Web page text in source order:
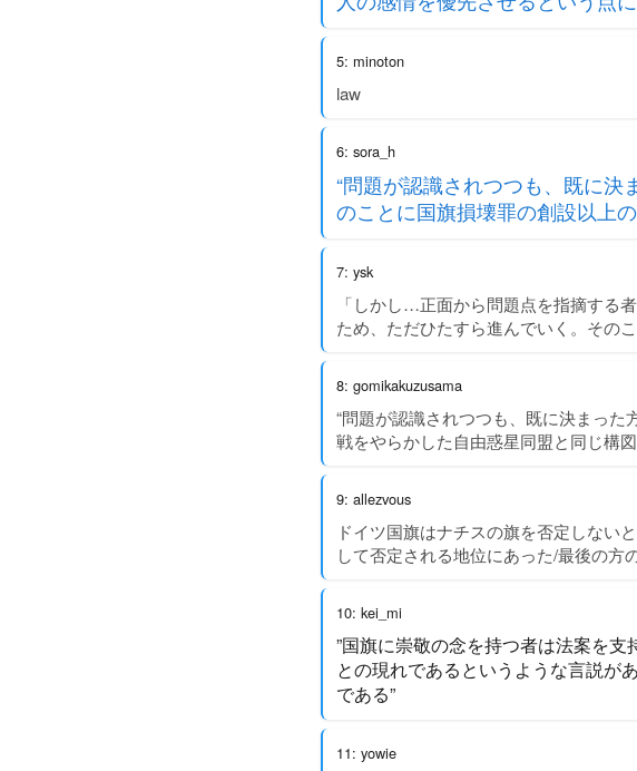
5: minoton
law
6: sora_h
“問題が認識されつつも、既に
のことに国旗損壊罪の創設以上
7: ysk
「しかし…正面から問題点を指摘する
ため、ただひたすら進んでいく。その
8: gomikakuzusama
“問題が認識されつつも、既に決まっ
戦をやらかした自由惑星同盟と同じ構
9: allezvous
ドイツ国旗はナチスの旗を否定しない
して否定される地位にあった/最後の方
10: kei_mi
”国旗に崇敬の念を持つ者は法案を
との現れであるというような言説が
である”
11: yowie